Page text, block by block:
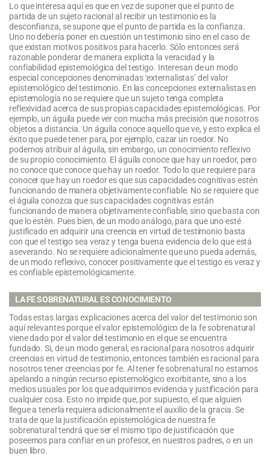
Lo que interesa aquí es que en vez de suponer que el punto de
partida de un sujeto racional al recibir un testimonio es la
desconfianza, se supone que el punto de partida es la confianza.
Uno no debería poner en cuestión un testimonio sino en el caso de
que existan motivos positivos para hacerlo. Sólo entonces será
razonable ponderar de manera explícita la veracidad y la
confiabilidad epistemológica del testigo. Interesan de un modo
especial concepciones denominadas ‘externalistas’ del valor
epistemológico del testimonio. En las concepciones externalistas en
epistemología no se requiere que un sujeto tenga completa
reflexividad acerca de sus propias capacidades epistemológicas. Por
ejemplo, un águila puede ver con mucha más precisión que nosotros
objetos a distancia. Un águila conoce aquello que ve, y esto explica el
éxito que puede tener para, por ejemplo, cazar un roedor. No
podemos atribuir al águila, sin embargo, un conocimiento reflexivo
de su propio conocimiento. El águila conoce que hay un roedor, pero
no conoce que conoce que hay un roedor. Todo lo que requiere para
conocer que hay un roedor es que sus capacidades cognitivas estén
funcionando de manera objetivamente confiable. No se requiere que
el águila conozca que sus capacidades cognitivas están
funcionando de manera objetivamente confiable, sino que basta con
que lo estén. Pues bien, de un modo análogo, para que uno esté
justificado en adquirir una creencia en virtud de testimonio basta
con que el testigo sea veraz y tenga buena evidencia de lo que está
aseverando. No se requiere adicionalmente que uno pueda además,
de un modo reflexivo, conocer positivamente que el testigo es veraz y
es confiable epistemológicamente.
LA FE SOBRENATURAL ES CONOCIMIENTO
Todas estas largas explicaciones acerca del valor del testimonio son
aquí relevantes porque el valor epistemológico de la fe sobrenatural
viene dado por el valor del testimonio en el que se encuentra
fundado. Si, de un modo general, es racional para nosotros adquirir
creencias en virtud de testimonio, entonces también es racional para
nosotros tener creencias por fe. Al tener fe sobrenatural no estamos
apelando a ningún recurso epistemológico exorbitante, sino a los
medios usuales por los que adquirimos evidencia y justificación para
cualquier cosa. Esto no impide que, por supuesto, el que alguien
llegue a tenerla requiera adicionalmente el auxilio de la gracia. Se
trata de que la justificación epistemológica de nuestra fe
sobrenatural tendrá que ser el mismo tipo de justificación que
poseemos para confiar en un profesor, en nuestros padres, o en un
buen libro.